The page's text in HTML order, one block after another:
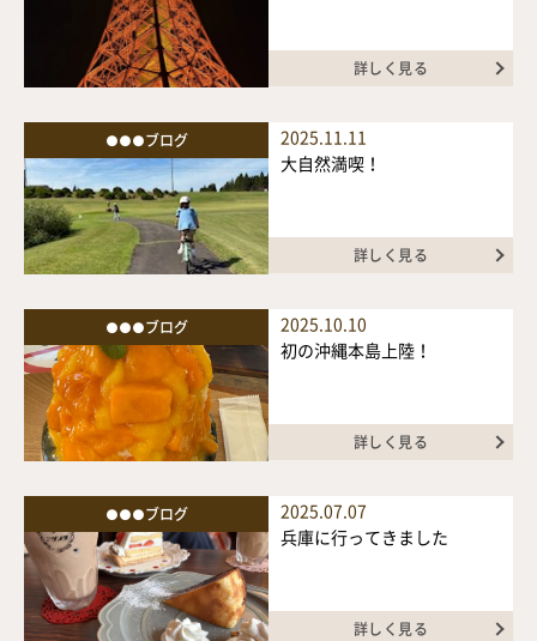
詳しく見る
●●●ブログ
2025.11.11
大自然満喫！
詳しく見る
●●●ブログ
2025.10.10
初の沖縄本島上陸！
詳しく見る
●●●ブログ
2025.07.07
兵庫に行ってきました
詳しく見る